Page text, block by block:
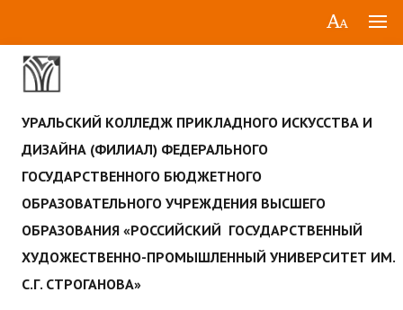
УРАЛЬСКИЙ КОЛЛЕДЖ ПРИКЛАДНОГО ИСКУССТВА И
ДИЗАЙНА (ФИЛИАЛ) ФЕДЕРАЛЬНОГО
ГОСУДАРСТВЕННОГО БЮДЖЕТНОГО
ОБРАЗОВАТЕЛЬНОГО УЧРЕЖДЕНИЯ ВЫСШЕГО
ОБРАЗОВАНИЯ «РОССИЙСКИЙ ГОСУДАРСТВЕННЫЙ
ХУДОЖЕСТВЕННО-ПРОМЫШЛЕННЫЙ УНИВЕРСИТЕТ ИМ.
С.Г. СТРОГАНОВА»